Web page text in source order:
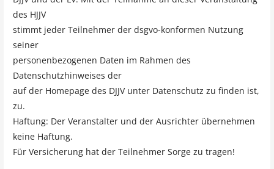
des HJJV
stimmt jeder Teilnehmer der dsgvo-konformen Nutzung
seiner
personenbezogenen Daten im Rahmen des
Datenschutzhinweises der
auf der Homepage des DJJV unter Datenschutz zu finden ist,
zu.
Haftung: Der Veranstalter und der Ausrichter übernehmen
keine Haftung.
Für Versicherung hat der Teilnehmer Sorge zu tragen!